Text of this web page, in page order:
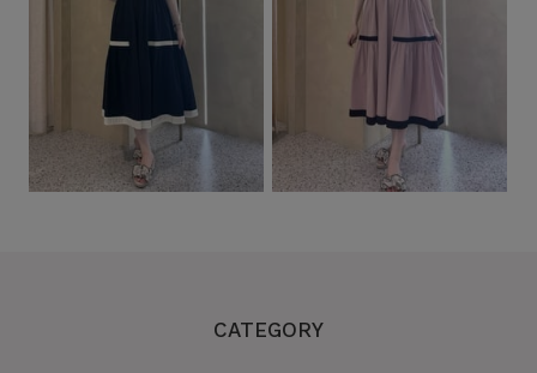
CATEGORY